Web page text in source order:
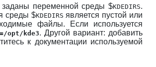
переменной среды $KDEDIRS.
среды $KDEDIRS является пустой или
файлы. Если используется
=/opt/kde3. Другой вариант: добавить
к документации используемой